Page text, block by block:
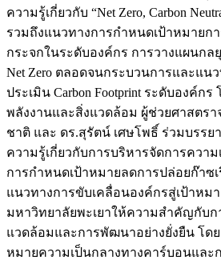
ความรู้เกี่ยวกับ “Net Zero, Carbon
รวมถึงแนวทางการกำหนดเป้าหมายก
กระจกในระดับองค์กร การวางแผนกล
Net Zero ตลอดจนกระบวนการและแน
ประเมิน Carbon Footprint ระดับองค์ก
พลังงานและสิ่งแวดล้อม ผู้ช่วยศาสตรา
ชาติ และ ดร.สุรัตน์ เศษโพธิ์ ร่วมบรรย
ความรู้เกี่ยวกับการบริหารจัดการควา
การกำหนดเป้าหมายลดการปล่อยก๊าซ
แนวทางการขับเคลื่อนองค์กรสู่เป้าหมา
มหาวิทยาลัยพะเยาให้ความสำคัญกับก
แวดล้อมและการพัฒนาอย่างยั่งยืน โด
หมายความเป็นกลางทางคาร์บอนและ